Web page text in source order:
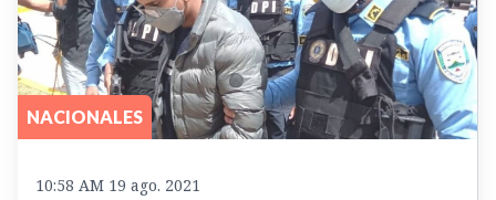
NACIONALES
10:58 AM 19 ago. 2021